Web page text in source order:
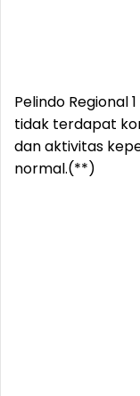
Pelindo Regional
tidak terdapat
dan aktivitas
normal.(**)